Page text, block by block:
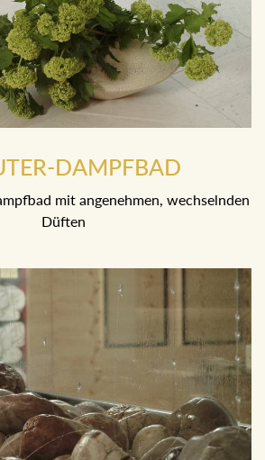
DAMPFBAD
mit angenehmen, wechselnden
Düften